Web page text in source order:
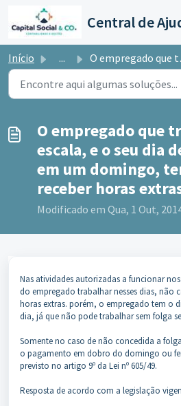
Ir para o conteúdo principal
Central de
Início ... O empregado que trabalha por escala, e o seu dia de traba...
O empregado que
escala, e o seu dia
em um domingo,
receber horas
Modificado em Qua, 1 Out,
Nas atividades autorizadas a funcionar
do empregado trabalhar nesses dias, não
horas extras. porém, o empregado tem o
dia, já que não pode trabalhar sem folga
Somente no caso de não concedida a
o pagamento em dobro do domingo ou
previsto no artigo 9º da Lei nº 605/49.
Resposta de acordo com a legislação